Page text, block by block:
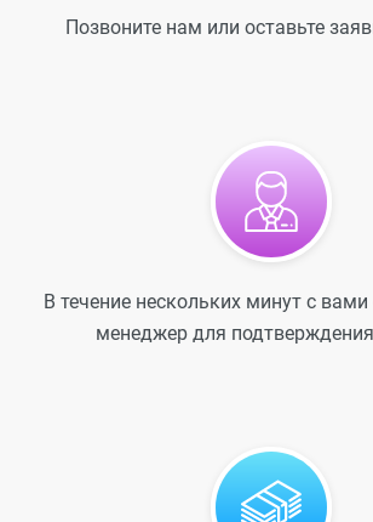
Позвоните нам или оставьте
В течение нескольких минут с
менеджер для